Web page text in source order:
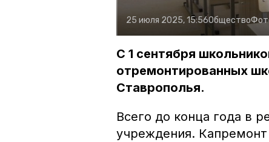
25 июля 2025, 15:56Общество
С 1 сентября
отремонтированных
Ставрополья.
Всего до конца года в
учреждения.